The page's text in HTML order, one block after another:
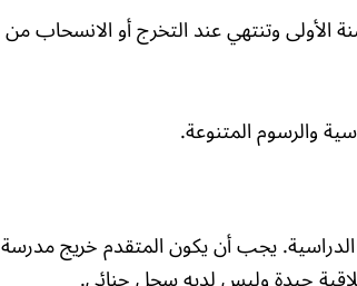
في 1 أغسطس خلال السنة الأولى وتنتهي عند التخرج أو الانسحاب من
والرسوم المتنوعة.
الدراسية. يجب أن يكون المتقدم خريج مدرسة